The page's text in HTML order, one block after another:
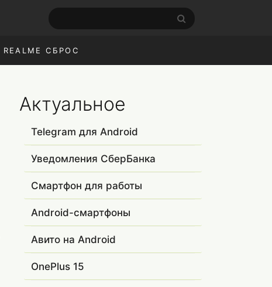
REALME СБРОС
Актуальное
Telegram для Android
Уведомления СберБанка
Смартфон для работы
Android-смартфоны
Авито на Android
OnePlus 15